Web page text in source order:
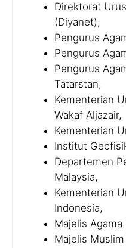
Direktorat
(Diyanet),
Pengurus
Pengurus
Pengurus
Tatarstan,
Kementerian
Wakaf Aljazair,
Kementerian
Institut
Departemen
Malaysia,
Kementerian
Indonesia,
Majelis Agama
Majelis